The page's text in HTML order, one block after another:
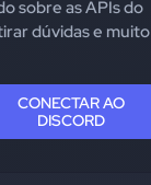
sobre as APIs do
dúvidas e muito
CONECTAR AO
DISCORD